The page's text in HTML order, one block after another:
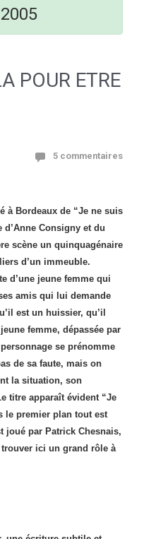
POUR ETRE
5 commentaires
à Bordeaux de “Je ne suis
Consigny et du
scène un quinquagénaire
d’un immeuble.
d’une jeune femme qui
amis qui lui demande
est un huissier, qu’il
femme, dépassée par
se prénomme
de sa faute, mais on
la situation, son
titre apparaît évident “Je
le premier plan tout est
joué par Patrick Chesnais,
ici un grand rôle à